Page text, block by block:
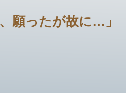
願ったが故に…」